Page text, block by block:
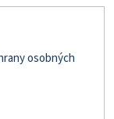
osobných